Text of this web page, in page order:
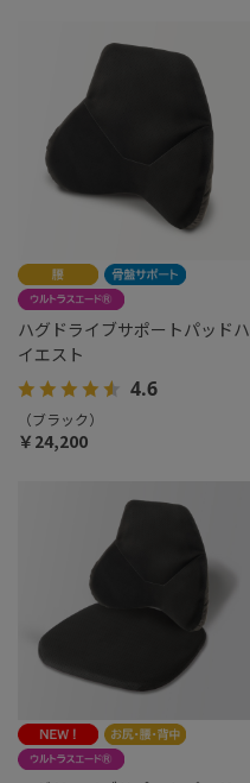
ハグドライブサポートパッドハ
イエスト
4.6
（ブラック）
￥24,200